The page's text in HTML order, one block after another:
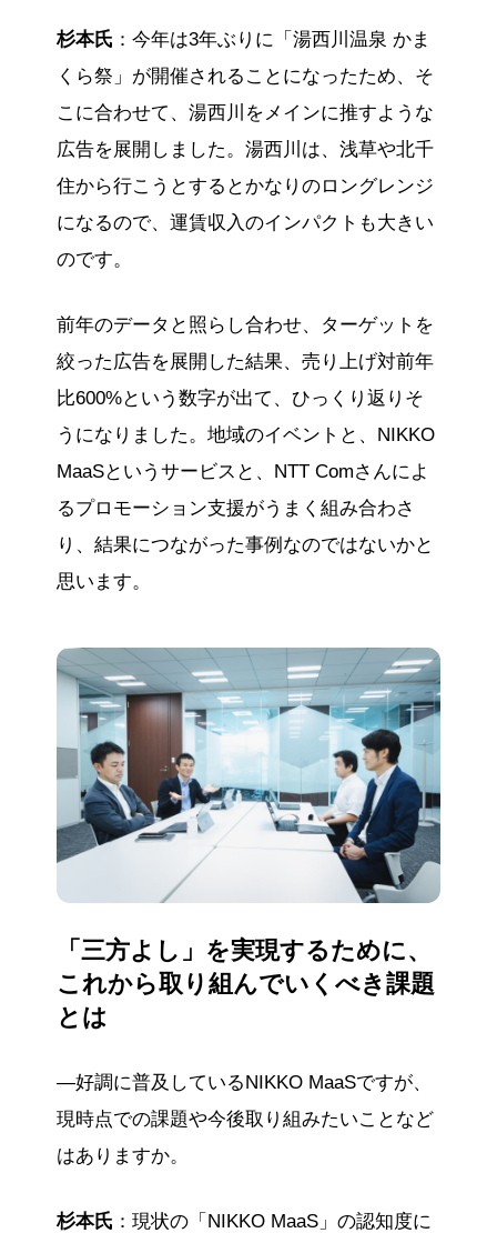
杉本氏 ：今年は3年ぶりに「湯西川温泉 かま
くら祭」が開催されることになったため、そ
こに合わせて、湯西川をメインに推すような
広告を展開しました。湯西川は、浅草や北千
住から行こうとするとかなりのロングレンジ
になるので、運賃収入のインパクトも大きい
のです。
前年のデータと照らし合わせ、ターゲットを
絞った広告を展開した結果、売り上げ対前年
比600%という数字が出て、ひっくり返りそ
うになりました。地域のイベントと、NIKKO
MaaSというサービスと、NTT Comさんによ
るプロモーション支援がうまく組み合わさ
り、結果につながった事例なのではないかと
思います。
「三方よし」を実現するために、
これから取り組んでいくべき課題
とは
—好調に普及しているNIKKO MaaSですが、
現時点での課題や今後取り組みたいことなど
はありますか。
杉本氏 ：現状の「NIKKO MaaS」の認知度に